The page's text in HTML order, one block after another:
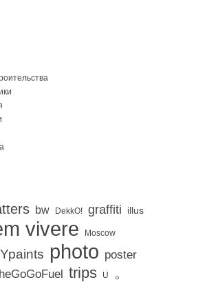
bw DekkO! graffiti illus
vivere Moscow
photo poster
trips U 。